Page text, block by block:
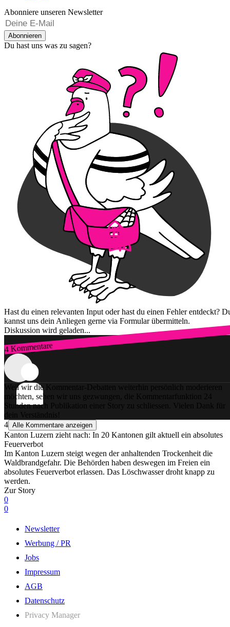
Abonniere unseren Newsletter
Abonnieren
Du hast uns was zu sagen?
Hast du einen relevanten Input oder hast du einen Fehler entdeckt?
kannst uns dein Anliegen gerne via Formular übermitteln.
Diskussion wird geladen...
4 Kommentare
Zum Login
Weil wir die Kommentar-Debatten weiterhin persönlich moderieren
möchten, sehen wir uns gezwungen, die Kommentarfunktion 24
Stunden nach Publikation einer Story zu schliessen. Vielen Dank für
dein Verständnis!
4 Alle Kommentare anzeigen
Kanton Luzern zieht nach: In 20 Kantonen gilt aktuell ein absolutes
Feuerverbot
Im Kanton Luzern steigt wegen der anhaltenden Trockenheit die
Waldbrandgefahr. Die Behörden haben deswegen im Freien ein
absolutes Feuerverbot erlassen. Das Löschwasser droht knapp zu
werden.
Zur Story
0
0
Newsletter
Werbung / PR
Jobs
Impressum
AGB
Datenschutz
Privacy Manager